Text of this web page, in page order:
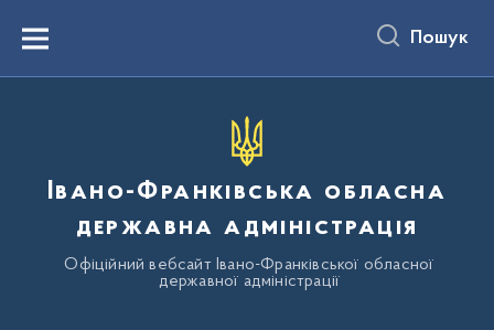
вмістуMenu Пошук
Івано-Франківська обласна
державна адміністрація
Офіційний вебсайт Івано-Франківської обласної
державної адміністрації